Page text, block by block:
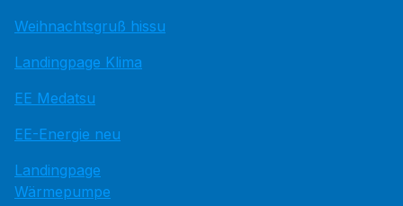
Weihnachtsgruß hissu
Landingpage Klima
EE Medatsu
EE-Energie neu
Landingpage
Wärmepumpe